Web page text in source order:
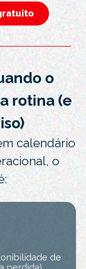
o
rotina (e
calendário
o
de